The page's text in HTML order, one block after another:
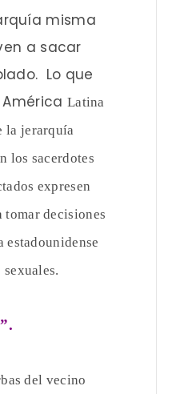
misma
a sacar
Lo que
Latina
la jerarquía
los sacerdotes
expresen
decisiones
del vecino